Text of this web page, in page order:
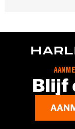
In de doos:
Blijf